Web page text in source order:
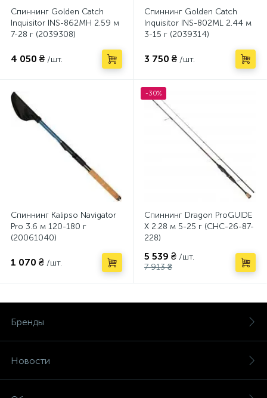
Спиннинг Golden Catch
Inquisitor INS-862MH 2.59 м
7-28 г (2039308)
4 050 ₴ /шт.
Спиннинг Golden Catch
Inquisitor INS-802ML 2.44 м
3-15 г (2039314)
3 750 ₴ /шт.
Спиннинг Kalipso Navigator
Pro 3.6 м 120-180 г
(20061040)
1 070 ₴ /шт.
-30%
Спиннинг Dragon ProGUIDE
X 2.28 м 5-25 г (CHC-26-87-
228)
5 539 ₴ /шт.
7 913 ₴
Бренды
Новости